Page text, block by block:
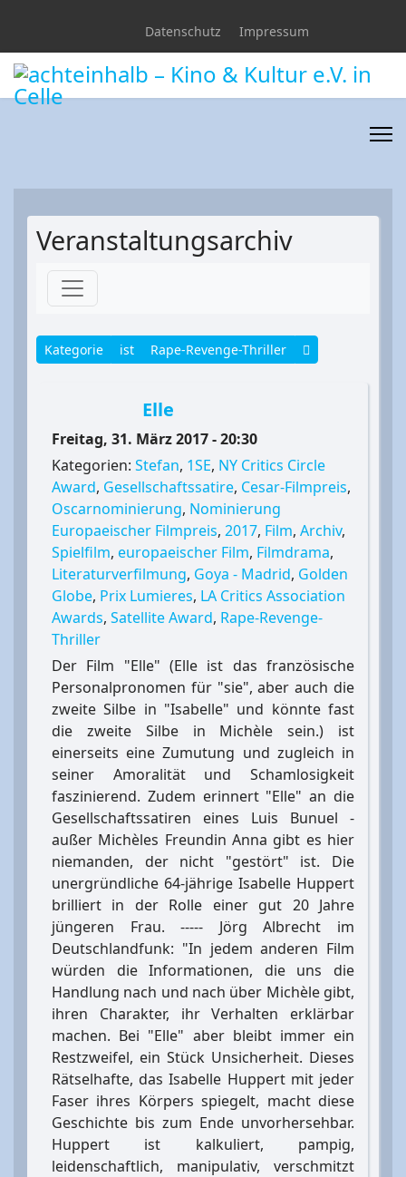
Impressum
Datenschutz
Veranstaltungsarchiv
Kategorie ist Rape-Revenge-Thriller
Elle
Freitag, 31. März 2017 - 20:30
Kategorien: Stefan, 1SE, NY Critics Circle
Award, Gesellschaftssatire, Cesar-Filmpreis,
Oscarnominierung, Nominierung
Europaeischer Filmpreis, 2017, Film, Archiv,
Spielfilm, europaeischer Film, Filmdrama,
Literaturverfilmung, Goya - Madrid, Golden
Globe, Prix Lumieres, LA Critics Association
Awards, Satellite Award, Rape-Revenge-
Thriller
Der Film "Elle" (Elle ist das französische
Personalpronomen für "sie", aber auch die
zweite Silbe in "Isabelle" und könnte fast
die zweite Silbe in Michèle sein.) ist
einerseits eine Zumutung und zugleich in
seiner Amoralität und Schamlosigkeit
faszinierend. Zudem erinnert "Elle" an die
Gesellschaftssatiren eines Luis Bunuel -
außer Michèles Freundin Anna gibt es hier
niemanden, der nicht "gestört" ist. Die
unergründliche 64-jährige Isabelle Huppert
brilliert in der Rolle einer gut 20 Jahre
jüngeren Frau. ----- Jörg Albrecht im
Deutschlandfunk: "In jedem anderen Film
würden die Informationen, die uns die
Handlung nach und nach über Michèle gibt,
ihren Charakter, ihr Verhalten erklärbar
machen. Bei "Elle" aber bleibt immer ein
Restzweifel, ein Stück Unsicherheit. Dieses
Rätselhafte, das Isabelle Huppert mit jeder
Faser ihres Körpers spiegelt, macht diese
Geschichte bis zum Ende unvorhersehbar.
Huppert ist kalkuliert, pampig,
leidenschaftlich, manipulativ, verschmitzt